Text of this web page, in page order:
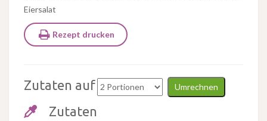
Eiersalat
Rezept drucken
Zutaten auf Umrechnen
Zutaten